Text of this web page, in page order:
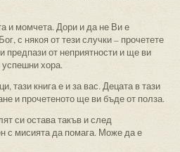
и момчета. Дори и да не Ви е
с някоя от тези случки – прочетете
предпази от неприятности и ще ви
хора.
тази книга е и за вас. Децата в тази
и прочетеното ще ви бъде от полза.
си остава такъв и след
с мисията да помага. Може да е